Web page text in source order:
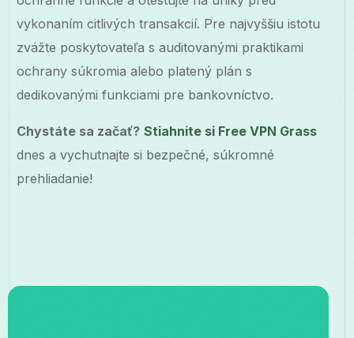
vykonaním citlivých transakcií. Pre najvyššiu istotu
zvážte poskytovateľa s auditovanými praktikami
ochrany súkromia alebo platený plán s
dedikovanými funkciami pre bankovníctvo.
Chystáte sa začať? Stiahnite si Free VPN Grass
dnes a vychutnajte si bezpečné, súkromné
prehliadanie!